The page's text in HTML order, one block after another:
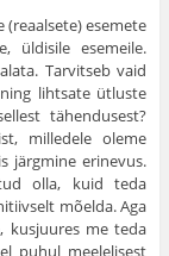
ese­mete
üldisile esemeile.
Tarvitseb vaid
lihtsate ütluste
tähendusest?
milledele oleme
järgmine erinevus.
olla, kuid teda
mõelda. Aga
kusjuures me teda
puhul meelelisest